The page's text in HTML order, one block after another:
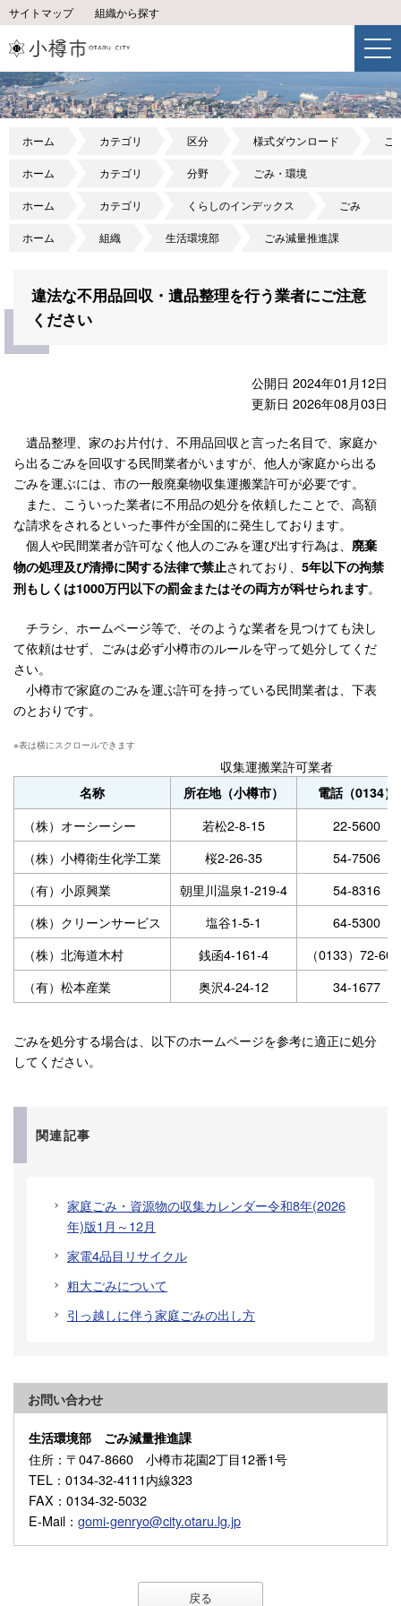
サイトマップ 組織から探す
ホーム カテゴリ 区分 様式ダウンロード ご
ホーム カテゴリ 分野 ごみ・環境
ホーム カテゴリ くらしのインデックス ごみ
ホーム 組織 生活環境部 ごみ減量推進課
違法な不用品回収・遺品整理を行う業者にご注意
ください
公開日 2024年01月12日
更新日 2026年08月03日
遺品整理、家のお片付け、不用品回収と言った名目で、家庭か
ら出るごみを回収する民間業者がいますが、他人が家庭から出る
ごみを運ぶには、市の一般廃棄物収集運搬業許可が必要です。
また、こういった業者に不用品の処分を依頼したことで、高額
な請求をされるといった事件が全国的に発生しております。
個人や民間業者が許可なく他人のごみを運び出す行為は、 廃棄
物の処理及び清掃に関する法律で禁止されており、 5年以下の拘禁
刑もしくは1000万円以下の罰金またはその両方が科せられます。
チラシ、ホームページ等で、そのような業者を見つけても決し
て依頼はせず、ごみは必ず小樽市のルールを守って処分してくだ
さい。
小樽市で家庭のごみを運ぶ許可を持っている民間業者は、下表
のとおりです。
収集運搬業許可業者
名称 所在地（小樽市） 電話（0134）
（株）オーシーシー 若松2-8-15
22-5600
（株）小樽衛生化学工業
桜2-26-35
54-7506
（有）小原興業
朝里川温泉1-219-4
54-8316
（株）クリーンサービス
塩谷1-5-1
64-5300
（株）北海道木村
銭函4-161-4
（0133）72-
（有）松本産業
奥沢4-24-12 34-1677
ごみを処分する場合は、以下のホームページを参考に適正に処分
してください。
関連記事
家庭ごみ・資源物の収集カレンダー令和8年(2026
年)版1月～12月
家電4品目リサイクル
粗大ごみについて
引っ越しに伴う家庭ごみの出し方
お問い合わせ
生活環境部 ごみ減量推進課
住所 ：〒047-8660 小樽市花園2丁目12番1号
TEL ：0134-32-4111内線323
FAX ：0134-32-5032
E-Mail ： gomi-genryo@city.otaru.lg.jp
戻る